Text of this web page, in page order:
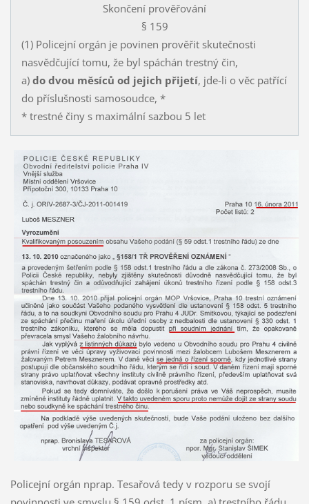
Skončení prověřování
§ 159
(1) Policejní orgán je povinen prověřit skutečnosti
nasvědčující tomu, že byl spáchán trestný čin,
a) do dvou měsíců od jejich přijetí, jde-li o věc patřící
do příslušnosti samosoudce, *
* trestné činy s maximální sazbou 5 let
Policejní orgán nprap. Tesařová tedy v rozporu se svojí